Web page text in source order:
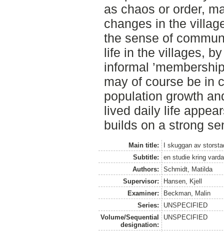
as chaos or order,
changes in the
the sense of
life in the villages,
informal
may of course be in
population growth
lived daily life
builds on a strong
Main title:
I skuggan av
Subtitle:
en studie kring
Authors:
Schmidt, Matilda
Supervisor:
Hansen, Kjell
Examiner:
Beckman, Malin
Series:
UNSPECIFIED
Volume/Sequential
designation:
UNSPECIFIED